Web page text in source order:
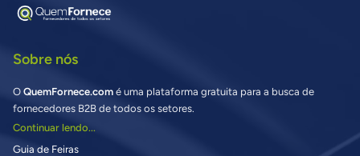
Sobre nós
O QuemFornece.com é uma plataforma gratuita para a busca de
fornecedores B2B de todos os setores.
Continuar lendo...
Guia de Feiras